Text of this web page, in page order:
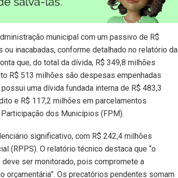
municipal com um passivo de R$
inacabadas, conforme detalhado no relatório da
que, do total da dívida, R$ 349,8 milhões
R$ 513 milhões são despesas empenhadas
uma dívida fundada interna de R$ 483,3
e R$ 117,2 milhões em parcelamentos
dos Municípios (FPM).
significativo, com R$ 242,4 milhões
(RPPS). O relatório técnico destaca que “o
ser monitorado, pois compromete a
Os precatórios pendentes somam